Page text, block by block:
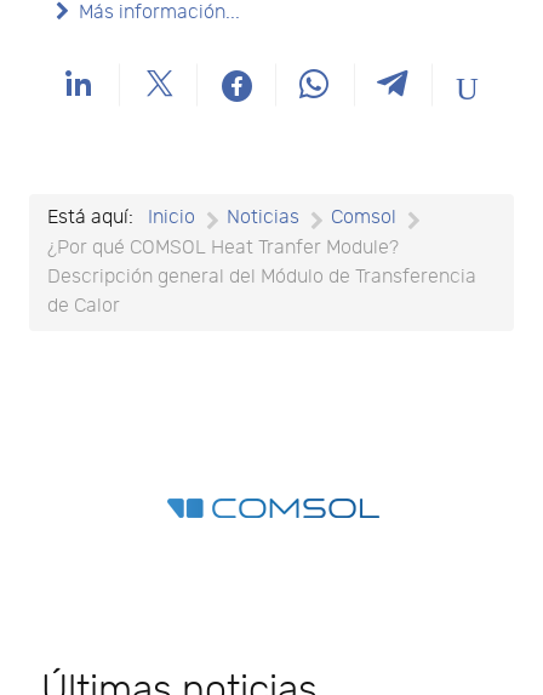
Más información...
Está aquí: Inicio Noticias
Comsol
¿Por qué COMSOL Heat Tranfer Module?
Descripción general del Módulo de Transferencia
de Calor